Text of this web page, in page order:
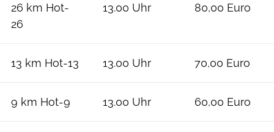
26 km Hot-
26
13.00 Uhr 80,00 Euro
13 km Hot-13 13.00 Uhr 70,00 Euro
9 km Hot-9 13.00 Uhr 60,00 Euro